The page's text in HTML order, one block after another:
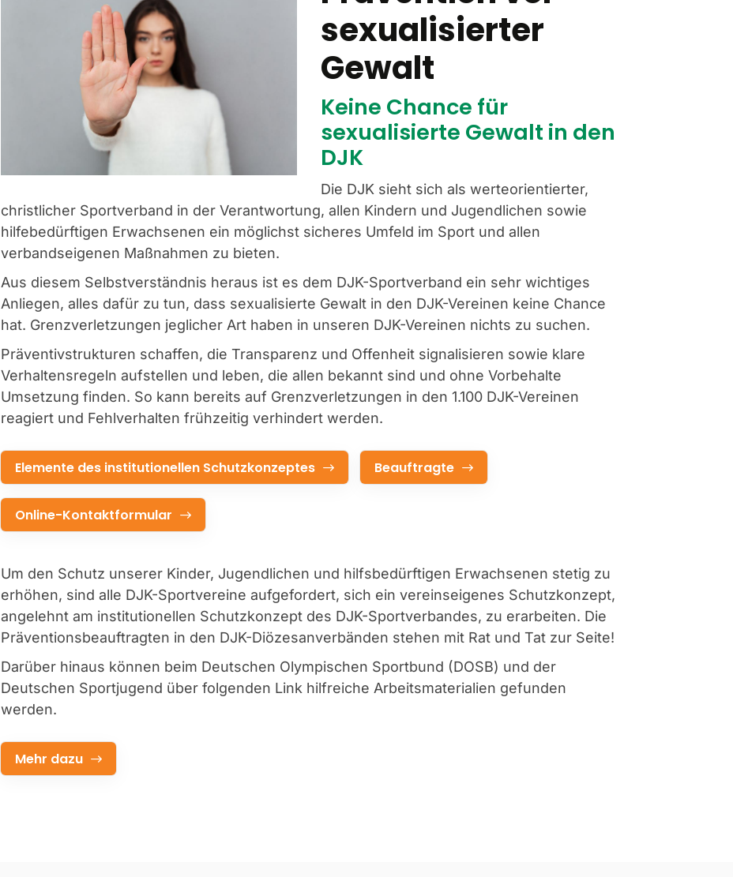
sexualisierter
Gewalt
Keine Chance für
sexualisierte Gewalt in den
DJK
Die DJK sieht sich als werteorientierter,
christlicher Sportverband in der Verantwortung, allen Kindern und Jugendlichen sowie
hilfebedürftigen Erwachsenen ein möglichst sicheres Umfeld im Sport und allen
verbandseigenen Maßnahmen zu bieten.
Aus diesem Selbstverständnis heraus ist es dem DJK-Sportverband ein sehr wichtiges
Anliegen, alles dafür zu tun, dass sexualisierte Gewalt in den DJK-Vereinen keine Chance
hat. Grenzverletzungen jeglicher Art haben in unseren DJK-Vereinen nichts zu suchen.
Präventivstrukturen schaffen, die Transparenz und Offenheit signalisieren sowie klare
Verhaltensregeln aufstellen und leben, die allen bekannt sind und ohne Vorbehalte
Umsetzung finden. So kann bereits auf Grenzverletzungen in den 1.100 DJK-Vereinen
reagiert und Fehlverhalten frühzeitig verhindert werden.
Elemente des institutionellen Schutzkonzeptes Beauftragte
Online-Kontaktformular
Um den Schutz unserer Kinder, Jugendlichen und hilfsbedürftigen Erwachsenen stetig zu
erhöhen, sind alle DJK-Sportvereine aufgefordert, sich ein vereinseigenes Schutzkonzept,
angelehnt am institutionellen Schutzkonzept des DJK-Sportverbandes, zu erarbeiten. Die
Präventionsbeauftragten in den DJK-Diözesanverbänden stehen mit Rat und Tat zur Seite!
Darüber hinaus können beim Deutschen Olympischen Sportbund (DOSB) und der
Deutschen Sportjugend über folgenden Link hilfreiche Arbeitsmaterialien gefunden
werden.
Mehr dazu